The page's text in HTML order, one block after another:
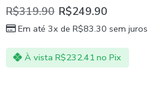
R$319.90 R$249.90
Em até 3x de R$83.30 sem juros
À vista R$232.41 no Pix